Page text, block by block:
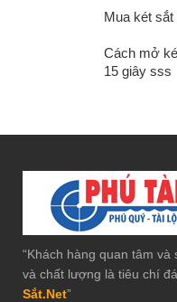
Khóa vân tay và mã số
tay khác nhau
Mua két
Cách mở
15 giây sss
“Khách hàng quan tâm
và chất lượng là tiêu chí
Sắt.Net”